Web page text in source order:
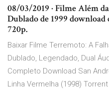
08/03/2019 · Filme Além
Dublado de 1999
720p.
Baixar Filme Terremoto: A
Dublado, Legendado, Dual
Completo Download San
Linha Vermelha (1998)